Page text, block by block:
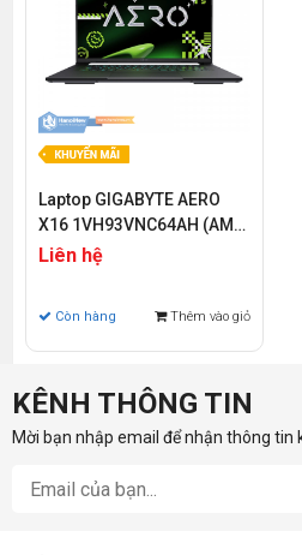
Laptop GIGABYTE AERO
X16 1VH93VNC64AH (AMD
Ryzen Al 7 350 | RTX 5060
Pro | Xám)
Liên hệ
Còn hàng Thêm vào giỏ
KÊNH THÔNG TIN
Mời bạn nhập email để nhận thông tin